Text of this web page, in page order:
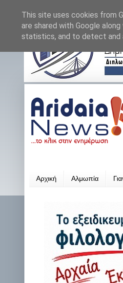
Αρχική Αλμωπία
This site uses cookies from
are shared with Google
statistics, and to detect and